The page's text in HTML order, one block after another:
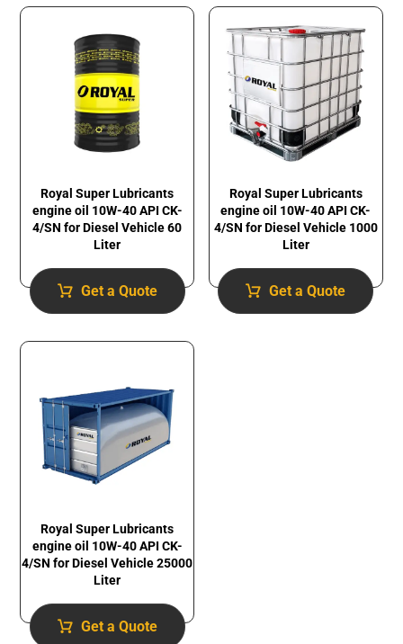
Royal Super Lubricants
engine oil 10W-40 API CK-
4/SN for Diesel Vehicle 60
Liter
Get a Quote
Royal Super Lubricants
engine oil 10W-40 API CK-
4/SN for Diesel Vehicle 1000
Liter
Get a Quote
Royal Super Lubricants
engine oil 10W-40 API CK-
4/SN for Diesel Vehicle 25000
Liter
Get a Quote